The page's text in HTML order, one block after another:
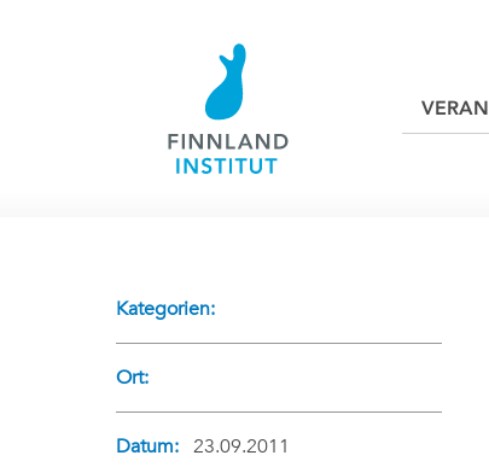
Kategorien:
Ort:
Datum: 23.09.2011